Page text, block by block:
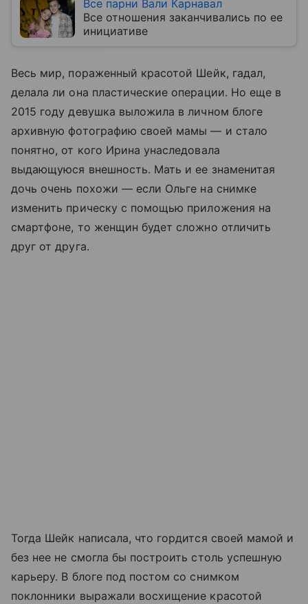
Все парни Вали Карнавал
Все отношения заканчивались по ее
инициативе
Весь мир, пораженный красотой Шейк, гадал,
делала ли она пластические операции. Но еще в
2015 году девушка выложила в личном блоге
архивную фотографию своей мамы — и стало
понятно, от кого Ирина унаследовала
выдающуюся внешность. Мать и ее знаменитая
дочь очень похожи — если Ольге на снимке
изменить прическу с помощью приложения на
смартфоне, то женщин будет сложно отличить
друг от друга.
Тогда Шейк написала, что гордится своей мамой и
без нее не смогла бы построить столь успешную
карьеру. В блоге под постом со снимком
поклонники выражали восхищение красотой